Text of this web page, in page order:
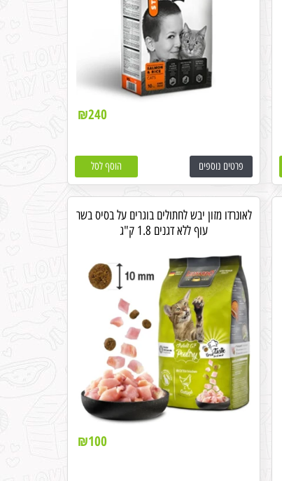
₪240
פרטים נוספים הוסף לסל
לאונרדו מזון יבש לחתולים בוגרים על בסיס בשר
עוף ללא דגנים 1.8 ק"ג
₪100